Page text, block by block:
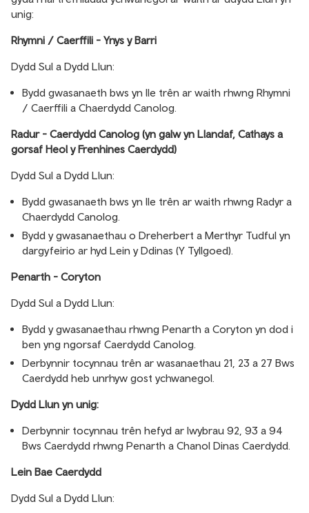
unig:
Rhymni / Caerffili - Ynys y Barri
Dydd Sul a Dydd Llun:
Bydd gwasanaeth bws yn lle trên ar waith rhwng Rhymni
/ Caerffili a Chaerdydd Canolog.
Radur - Caerdydd Canolog (yn galw yn Llandaf, Cathays a
gorsaf Heol y Frenhines Caerdydd)
Dydd Sul a Dydd Llun:
Bydd gwasanaeth bws yn lle trên ar waith rhwng Radyr a
Chaerdydd Canolog.
Bydd y gwasanaethau o Dreherbert a Merthyr Tudful yn
dargyfeirio ar hyd Lein y Ddinas (Y Tyllgoed).
Penarth - Coryton
Dydd Sul a Dydd Llun:
Bydd y gwasanaethau rhwng Penarth a Coryton yn dod i
ben yng ngorsaf Caerdydd Canolog.
Derbynnir tocynnau trên ar wasanaethau 21, 23 a 27 Bws
Caerdydd heb unrhyw gost ychwanegol.
Dydd Llun yn unig:
Derbynnir tocynnau trên hefyd ar lwybrau 92, 93 a 94
Bws Caerdydd rhwng Penarth a Chanol Dinas Caerdydd.
Lein Bae Caerdydd
Dydd Sul a Dydd Llun: